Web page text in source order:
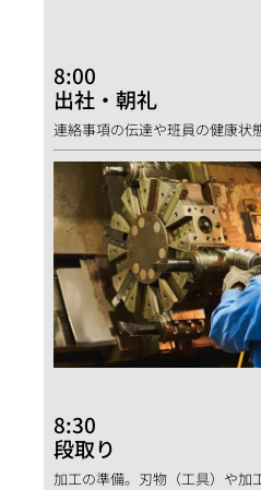
8:00
出社・朝礼
連絡事項の伝達や班員の健康状
8:30
段取り
加工の準備。刃物（工具）や加